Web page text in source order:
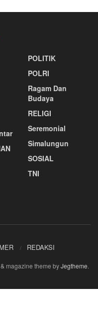
POLITIK
POLRI
Ragam Dan
Budaya
RELIGI
Seremonial
Simalungun
SOSIAL
TNI
REDAKSI
magazine theme byJegtheme.